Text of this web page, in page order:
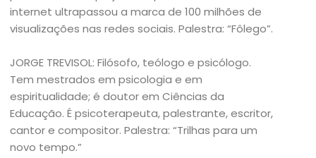
internet ultrapassou a marca de 100 milhões de
visualizações nas redes sociais. Palestra: “Fôlego”.
JORGE TREVISOL: Filósofo, teólogo e psicólogo.
Tem mestrados em psicologia e em
espiritualidade; é doutor em Ciências da
Educação. É psicoterapeuta, palestrante, escritor,
cantor e compositor. Palestra: “Trilhas para um
novo tempo.”